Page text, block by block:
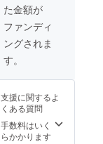
た金額が
ファンディ
ングされま
す。
支援に関するよ
くある質問
手数料はいく
らかかります